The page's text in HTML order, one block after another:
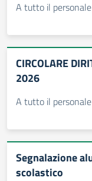
A tutto il
CIRCOLARE
2026
A tutto il
Segnalazione
scolastico